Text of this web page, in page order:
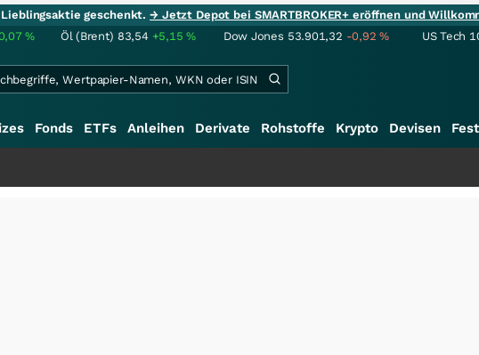
Lieblingsaktie geschenkt.→ Jetzt Depot bei SMARTBROKER+ eröffnen und
% Öl (Brent) 83,54 +5,15% Dow Jones 53.901,32 -0,92% US Tech
Fonds ETFs Anleihen Derivate Rohstoffe Krypto Devisen